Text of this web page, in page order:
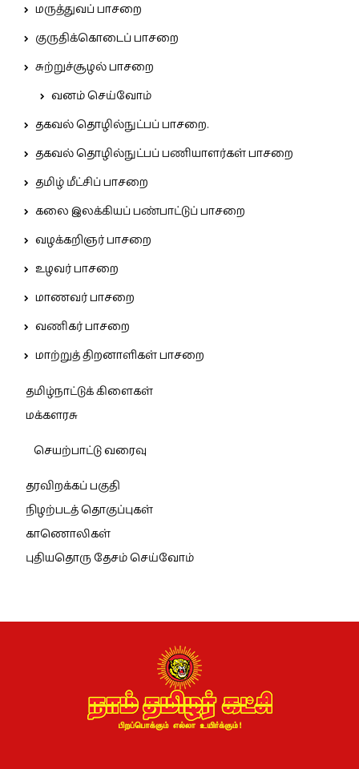
மருத்துவப் பாசறை
குருதிக்கொடைப் பாசறை
சுற்றுச்சூழல் பாசறை
வனம் செய்வோம்
தகவல் தொழில்நுட்பப் பாசறை.
தகவல் தொழில்நுட்பப் பணியாளர்கள் பாசறை
தமிழ் மீட்சிப் பாசறை
கலை இலக்கியப் பண்பாட்டுப் பாசறை
வழக்கறிஞர் பாசறை
உழவர் பாசறை
மாணவர் பாசறை
வணிகர் பாசறை
மாற்றுத் திறனாளிகள் பாசறை
தமிழ்நாட்டுக் கிளைகள்
மக்களரசு
செயற்பாட்டு வரைவு
தரவிறக்கப் பகுதி
நிழற்படத் தொகுப்புகள்
காணொலிகள்
புதியதொரு தேசம் செய்வோம்